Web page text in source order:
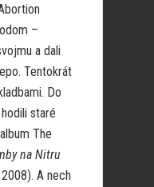
–
a dali
Tentokrát
Do
staré
The
na Nitru
A nech